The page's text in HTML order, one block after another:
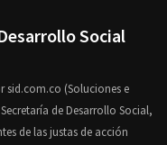
Social
sid.com.co (Soluciones e
de Desarrollo Social,
de las justas de acción